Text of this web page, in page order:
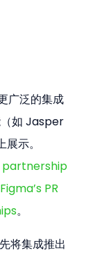
广泛的集成
（如 Jasper
示。
partnership
Figma’s PR
。
将集成推出